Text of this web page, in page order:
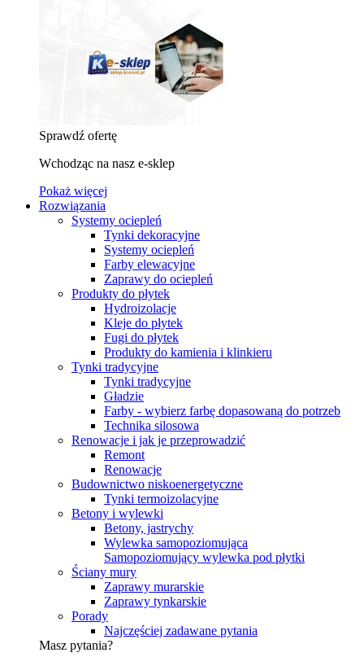
Sprawdź ofertę
Wchodząc na nasz e-sklep
Pokaż więcej
Rozwiązania
Systemy ociepleń
Tynki dekoracyjne
Systemy ociepleń
Farby elewacyjne
Zaprawy do ociepleń
Produkty do płytek
Hydroizolacje
Kleje do płytek
Fugi do płytek
Produkty do kamienia i klinkieru
Tynki tradycyjne
Tynki tradycyjne
Gładzie
Farby - wybierz farbę dopasowaną do potrzeb
Technika silosowa
Renowacje i jak je przeprowadzić
Remont
Renowacje
Budownictwo niskoenergetyczne
Tynki termoizolacyjne
Betony i wylewki
Betony, jastrychy
Wylewka samopoziomująca
Samopoziomujący wylewka pod płytki
Ściany mury
Zaprawy murarskie
Zaprawy tynkarskie
Porady
Najczęściej zadawane pytania
Masz pytania?